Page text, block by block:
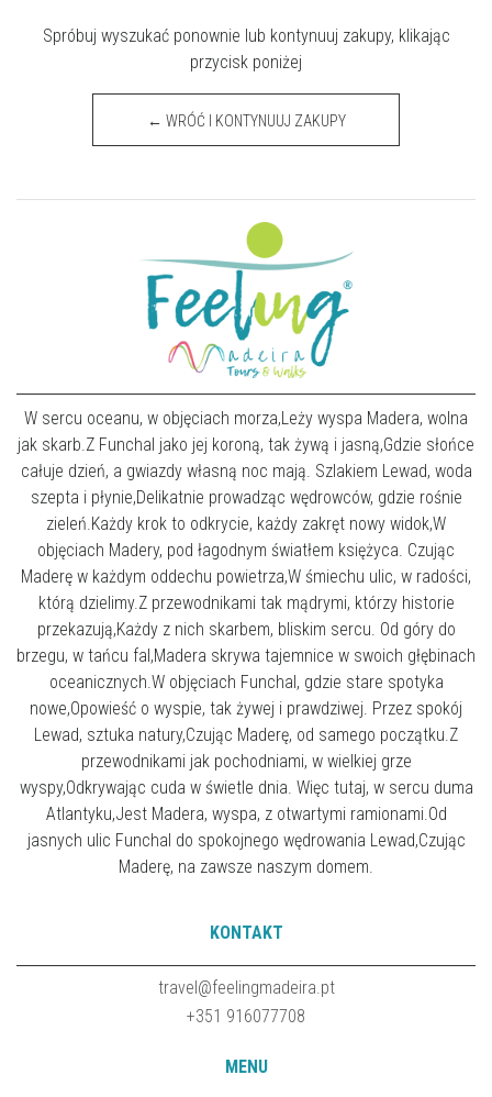
Spróbuj wyszukać ponownie lub kontynuuj zakupy, klikając
przycisk poniżej
← WRÓĆ I KONTYNUUJ ZAKUPY
W sercu oceanu, w objęciach morza,Leży wyspa Madera, wolna
jak skarb.Z Funchal jako jej koroną, tak żywą i jasną,Gdzie słońce
całuje dzień, a gwiazdy własną noc mają. Szlakiem Lewad, woda
szepta i płynie,Delikatnie prowadząc wędrowców, gdzie rośnie
zieleń.Każdy krok to odkrycie, każdy zakręt nowy widok,W
objęciach Madery, pod łagodnym światłem księżyca. Czując
Maderę w każdym oddechu powietrza,W śmiechu ulic, w radości,
którą dzielimy.Z przewodnikami tak mądrymi, którzy historie
przekazują,Każdy z nich skarbem, bliskim sercu. Od góry do
brzegu, w tańcu fal,Madera skrywa tajemnice w swoich głębinach
oceanicznych.W objęciach Funchal, gdzie stare spotyka
nowe,Opowieść o wyspie, tak żywej i prawdziwej. Przez spokój
Lewad, sztuka natury,Czując Maderę, od samego początku.Z
przewodnikami jak pochodniami, w wielkiej grze
wyspy,Odkrywając cuda w świetle dnia. Więc tutaj, w sercu duma
Atlantyku,Jest Madera, wyspa, z otwartymi ramionami.Od
jasnych ulic Funchal do spokojnego wędrowania Lewad,Czując
Maderę, na zawsze naszym domem.
KONTAKT
travel@feelingmadeira.pt
+351 916077708
MENU